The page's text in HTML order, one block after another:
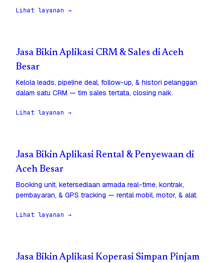
Lihat layanan →
Jasa Bikin Aplikasi CRM & Sales di Aceh
Besar
Kelola leads, pipeline deal, follow-up, & histori pelanggan
dalam satu CRM — tim sales tertata, closing naik.
Lihat layanan →
Jasa Bikin Aplikasi Rental & Penyewaan di
Aceh Besar
Booking unit, ketersediaan armada real-time, kontrak,
pembayaran, & GPS tracking — rental mobil, motor, & alat.
Lihat layanan →
Jasa Bikin Aplikasi Koperasi Simpan Pinjam